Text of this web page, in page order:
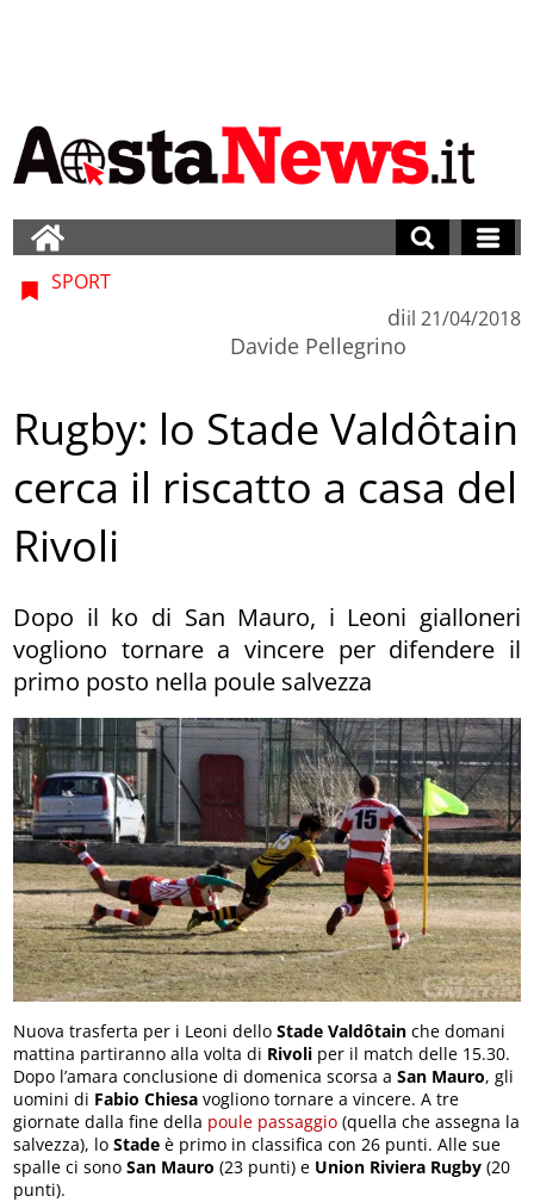
SPORT
di
Davide Pellegrino
il 21/04/2018
Rugby: lo Stade Valdôtain
cerca il riscatto a casa del
Rivoli
Dopo il ko di San Mauro, i Leoni gialloneri
vogliono tornare a vincere per difendere il
primo posto nella poule salvezza
Nuova trasferta per i Leoni delloStade Valdôtain che domani
mattina partiranno alla volta di Rivoli per il match delle 15.30.
Dopo l’amara conclusione di domenica scorsa aSan Mauro, gli
uomini di Fabio Chiesa vogliono tornare a vincere. A tre
giornate dalla fine della poule passaggio (quella che assegna la
salvezza), loStade è primo in classifica con 26 punti. Alle sue
spalle ci sonoSan Mauro (23 punti) e Union Riviera Rugby (20
punti).